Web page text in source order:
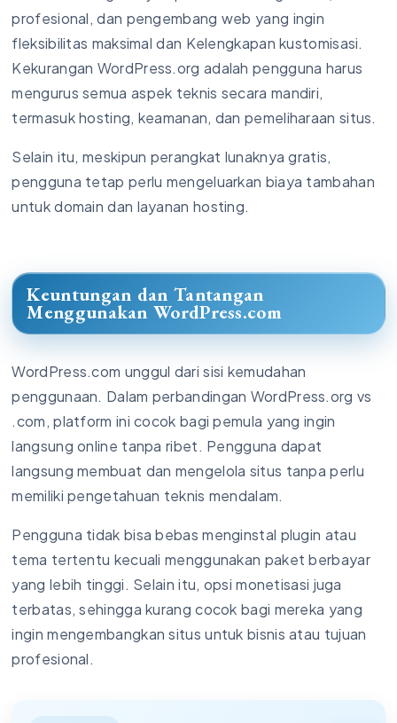
profesional, dan pengembang web yang ingin
fleksibilitas maksimal dan Kelengkapan kustomisasi.
Kekurangan WordPress.org adalah pengguna harus
mengurus semua aspek teknis secara mandiri,
termasuk hosting, keamanan, dan pemeliharaan situs.
Selain itu, meskipun perangkat lunaknya gratis,
pengguna tetap perlu mengeluarkan biaya tambahan
untuk domain dan layanan hosting.
Keuntungan dan Tantangan
Menggunakan WordPress.com
WordPress.com unggul dari sisi kemudahan
penggunaan. Dalam perbandingan WordPress.org vs
.com, platform ini cocok bagi pemula yang ingin
langsung online tanpa ribet. Pengguna dapat
langsung membuat dan mengelola situs tanpa perlu
memiliki pengetahuan teknis mendalam.
Pengguna tidak bisa bebas menginstal plugin atau
tema tertentu kecuali menggunakan paket berbayar
yang lebih tinggi. Selain itu, opsi monetisasi juga
terbatas, sehingga kurang cocok bagi mereka yang
ingin mengembangkan situs untuk bisnis atau tujuan
profesional.